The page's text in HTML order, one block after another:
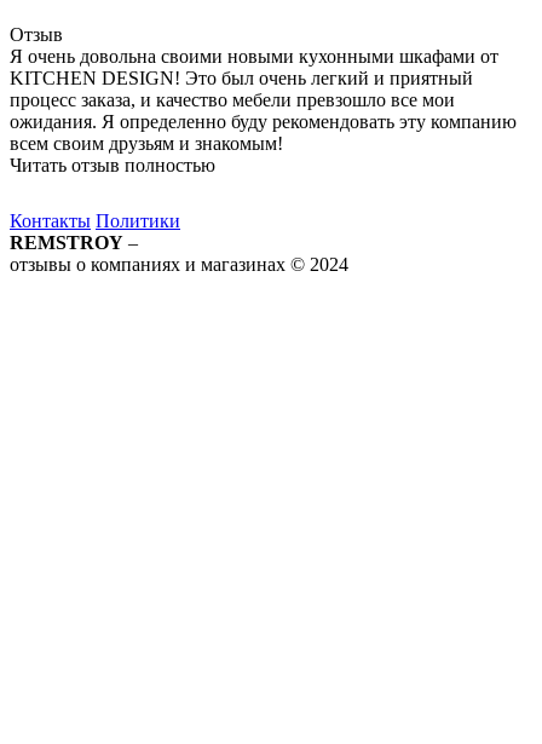
Отзыв
Я очень довольна своими новыми кухонными шкафами от
KITCHEN DESIGN! Это был очень легкий и приятный
процесс заказа, и качество мебели превзошло все мои
ожидания. Я определенно буду рекомендовать эту компанию
всем своим друзьям и знакомым!
Читать отзыв полностью
Контакты Политики
REMSTROY –
отзывы о компаниях и магазинах © 2024